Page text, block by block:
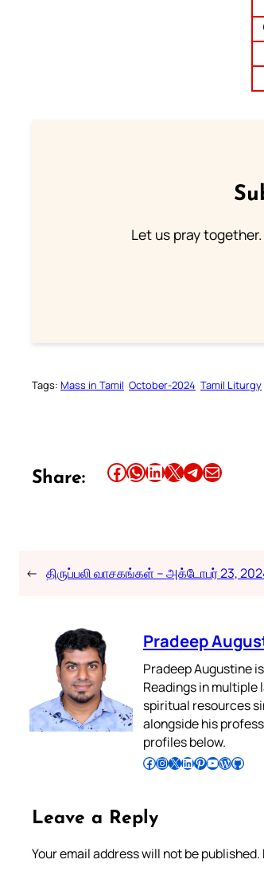
Let us pray
Tags: Mass in Tamil October-2024 Tamil Liturgy
Share: Share this article on Facebook Share this article on WhatsApp Share this article on LinkedIn Share this article on X Share this article on TelegramEmail this Article
← திருப்பலி வாசகங்கள் – அக்டோபர் 23,
Pradeep
Pradeep Augustine
Readings in
spiritual resources
alongside his
profiles below.
Follow Pradeep on Facebook Follow Pradeep on InstagramFollow Pradeep on X Follow Pradeep on LinkedIn Follow Pradeep on Pinterest Subscribe to Pradeep’s Youtube Channel Follow Pradeep on WordPress Follow Pradeep on GitHub
Leave a Reply
Your email address will not be published.